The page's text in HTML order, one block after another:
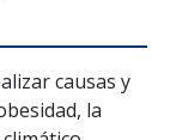
causas y
la